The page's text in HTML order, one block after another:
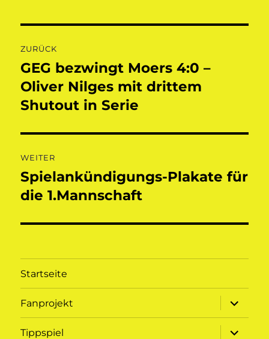
ZURÜCK
Vorheriger
Beitrag:
GEG bezwingt Moers 4:0 –
Oliver Nilges mit drittem
Shutout in Serie
WEITER
Nächster
Beitrag:
Spielankündigungs-Plakate für
die 1.Mannschaft
Startseite
Fanprojekt
öffnen
Tippspiel